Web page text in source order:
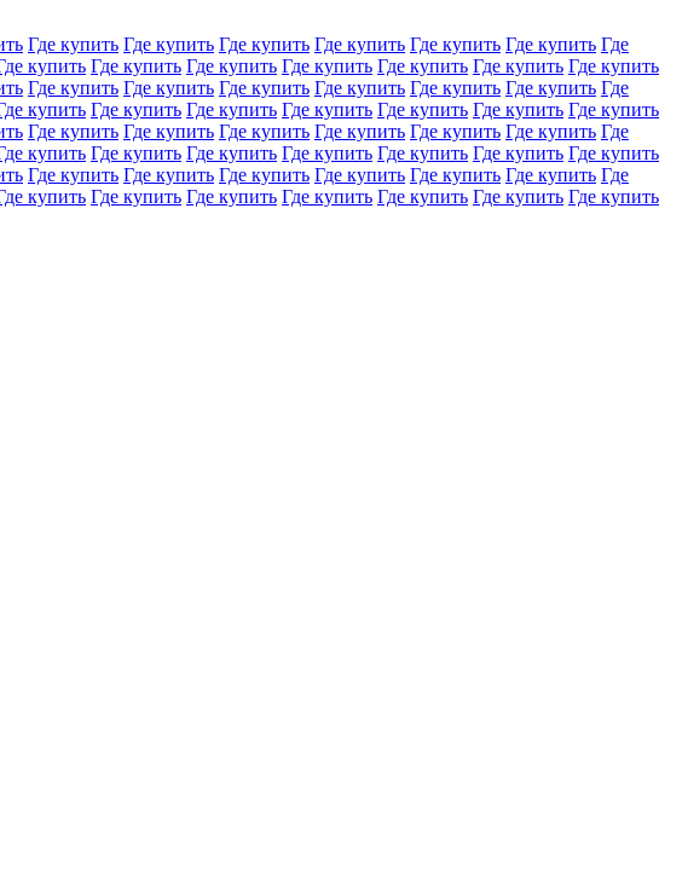
Где купить Где купить Где купить Где купить Где купить Где купить Где
купить Где купить Где купить Где купить Где купить Где купить Где купить
Где купить Где купить Где купить Где купить Где купить Где купить Где
купить Где купить Где купить Где купить Где купить Где купить Где купить
Где купить Где купить Где купить Где купить Где купить Где купить Где
купить Где купить Где купить Где купить Где купить Где купить Где купить
Где купить Где купить Где купить Где купить Где купить Где купить Где
купить Где купить Где купить Где купить Где купить Где купить Где купить